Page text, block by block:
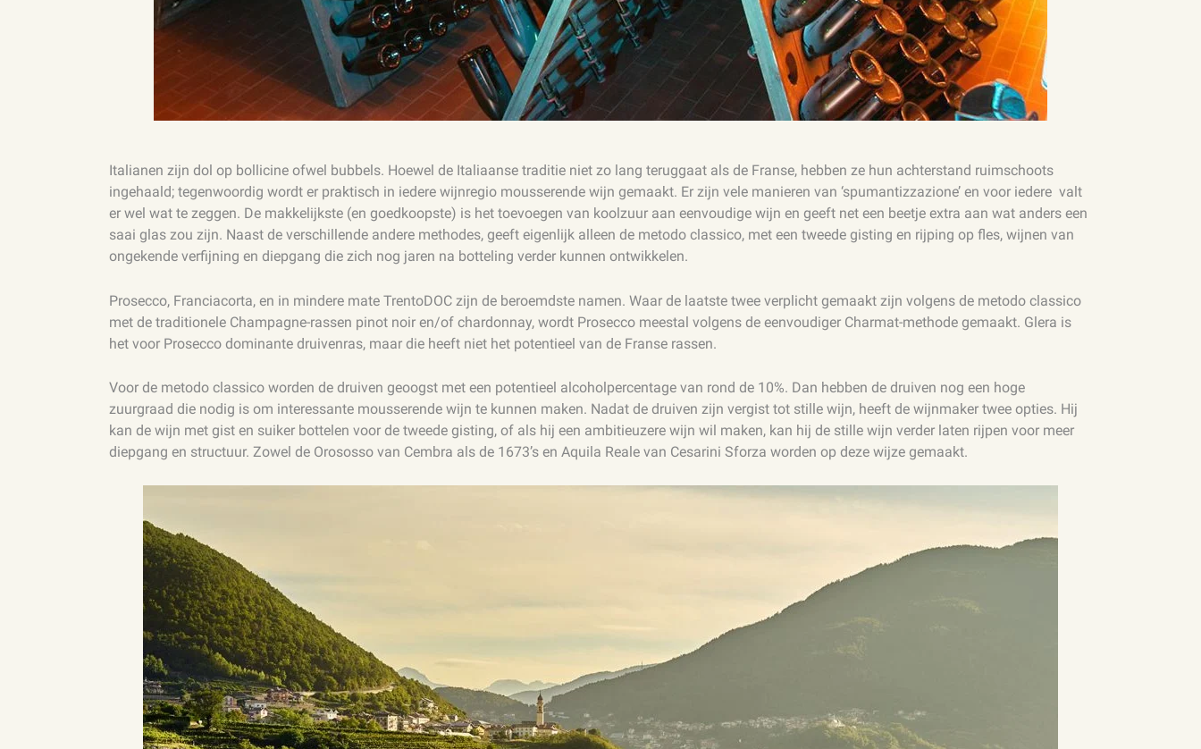
Italianen zijn dol op bollicine ofwel bubbels. Hoewel de Italiaanse traditie niet zo lang teruggaat als de Franse, hebben ze hun achterstand ruimschoots
ingehaald; tegenwoordig wordt er praktisch in iedere wijnregio mousserende wijn gemaakt. Er zijn vele manieren van ‘spumantizzazione’ en voor iedere valt
er wel wat te zeggen. De makkelijkste (en goedkoopste) is het toevoegen van koolzuur aan eenvoudige wijn en geeft net een beetje extra aan wat anders een
saai glas zou zijn. Naast de verschillende andere methodes, geeft eigenlijk alleen de metodo classico, met een tweede gisting en rijping op fles, wijnen van
ongekende verfijning en diepgang die zich nog jaren na botteling verder kunnen ontwikkelen.
Prosecco, Franciacorta, en in mindere mate TrentoDOC zijn de beroemdste namen. Waar de laatste twee verplicht gemaakt zijn volgens de metodo classico
met de traditionele Champagne-rassen pinot noir en/of chardonnay, wordt Prosecco meestal volgens de eenvoudiger Charmat-methode gemaakt. Glera is
het voor Prosecco dominante druivenras, maar die heeft niet het potentieel van de Franse rassen.
Voor de metodo classico worden de druiven geoogst met een potentieel alcoholpercentage van rond de 10%. Dan hebben de druiven nog een hoge
zuurgraad die nodig is om interessante mousserende wijn te kunnen maken. Nadat de druiven zijn vergist tot stille wijn, heeft de wijnmaker twee opties. Hij
kan de wijn met gist en suiker bottelen voor de tweede gisting, of als hij een ambitieuzere wijn wil maken, kan hij de stille wijn verder laten rijpen voor meer
diepgang en structuur. Zowel de Orososso van Cembra als de 1673’s en Aquila Reale van Cesarini Sforza worden op deze wijze gemaakt.